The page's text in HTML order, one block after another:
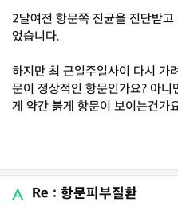
2달여전 항문쪽 진균을 진단받
었습니다.
하지만 최 근일주일사이 다시 가
문이 정상적인 항문인가요? 아
게 약간 붉게 항문이 보이는건가
Re : 항문피부질환